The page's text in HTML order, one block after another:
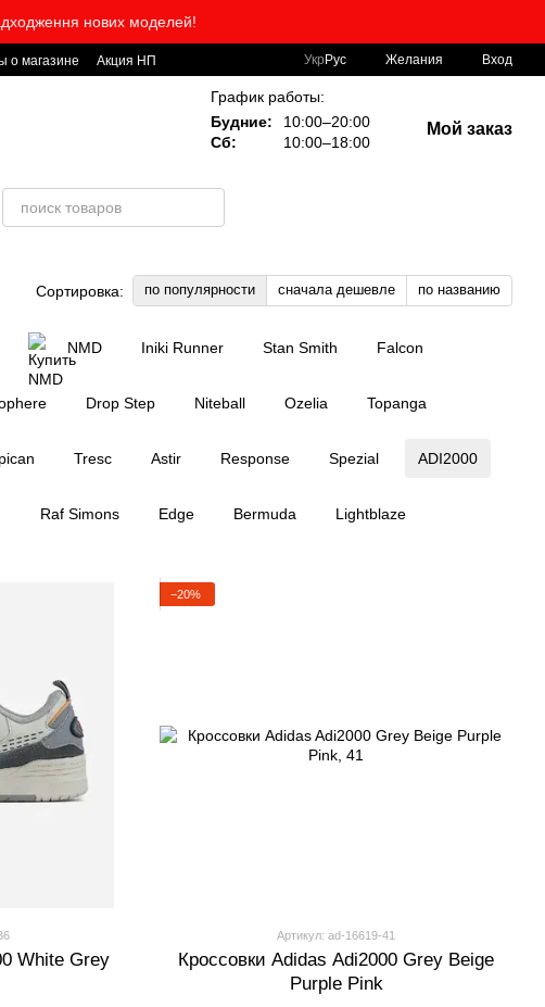
нових моделей!
о магазине Акция НП Укр Рус Желания Вход
График работы:
Будние:
10:00–20:00
Сб:
10:00–18:00
Мой заказ
Сортировка: по популярности сначала дешевле по названию
NMD Iniki Runner Stan Smith Falcon
Drop Step Niteball Ozelia Topanga
Tresc Astir Response Spezial ADI2000
Raf Simons Edge Bermuda Lightblaze
White Grey
−20%
Артикул: ad-16619-41
Кроссовки Adidas Adi2000 Grey Beige
Purple Pink